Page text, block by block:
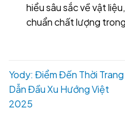
hiểu sâu sắc về vật
chuẩn chất lượng
Yody: Điểm Đến Thời Trang
Dẫn Đầu Xu Hướng Việt
2025